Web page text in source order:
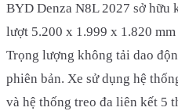
BYD Denza N8L 2027 sở hữu
lượt 5.200 x 1.999 x 1.820
Trọng lượng không tải dao
phiên bản. Xe sử dụng hệ
và hệ thống treo đa liên kết 5